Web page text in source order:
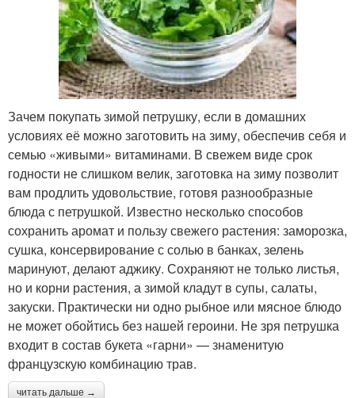
Зачем покупать зимой петрушку, если в домашних
условиях её можно заготовить на зиму, обеспечив себя и
семью «живыми» витаминами. В свежем виде срок
годности не слишком велик, заготовка на зиму позволит
вам продлить удовольствие, готовя разнообразные
блюда с петрушкой. Известно несколько способов
сохранить аромат и пользу свежего растения: заморозка,
сушка, консервирование с солью в банках, зелень
маринуют, делают аджику. Сохраняют не только листья,
но и корни растения, а зимой кладут в супы, салаты,
закуски. Практически ни одно рыбное или мясное блюдо
не может обойтись без нашей героини. Не зря петрушка
входит в состав букета «гарни» — знаменитую
французскую комбинацию трав.
читать дальше →